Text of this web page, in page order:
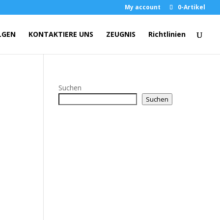
My account 0-Artikel
KONTAKTIERE UNS ZEUGNIS Richtlinien
Suchen
Suchen